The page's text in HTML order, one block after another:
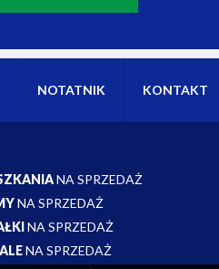
NOTATNIK KONTAKT
NA SPRZEDAŻ
NA SPRZEDAŻ
NA SPRZEDAŻ
NA SPRZEDAŻ